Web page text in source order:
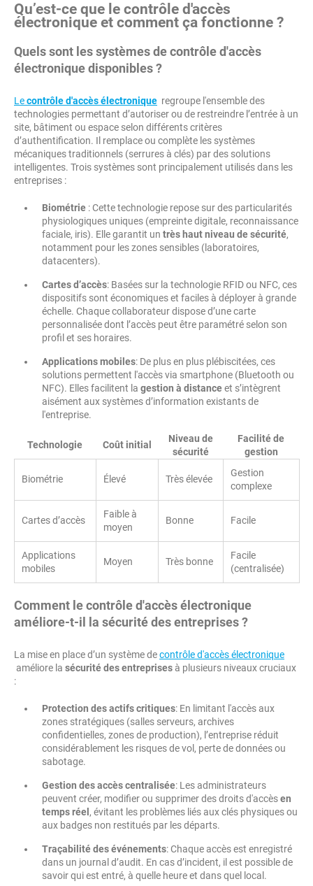
Qu’est-ce que le contrôle d'accès
électronique et comment ça fonctionne ?
Quels sont les systèmes de contrôle d'accès
électronique disponibles ?
Lecontrôle d'accès électronique regroupe l'ensemble des
technologies permettant d’autoriser ou de restreindre l’entrée à un
site, bâtiment ou espace selon différents critères
d’authentification. Il remplace ou complète les systèmes
mécaniques traditionnels (serrures à clés) par des solutions
intelligentes. Trois systèmes sont principalement utilisés dans les
entreprises :
Biométrie : Cette technologie repose sur des particularités
physiologiques uniques (empreinte digitale, reconnaissance
faciale, iris). Elle garantit un très haut niveau de sécurité,
notamment pour les zones sensibles (laboratoires,
datacenters).
Cartes d’accès: Basées sur la technologie RFID ou NFC, ces
dispositifs sont économiques et faciles à déployer à grande
échelle. Chaque collaborateur dispose d’une carte
personnalisée dont l’accès peut être paramétré selon son
profil et ses horaires.
Applications mobiles: De plus en plus plébiscitées, ces
solutions permettent l'accès via smartphone (Bluetooth ou
NFC). Elles facilitent la gestion à distanceet s’intègrent
aisément aux systèmes d’information existants de
l'entreprise.
Technologie Coût initial
Niveau de
sécurité
Facilité de
gestion
Biométrie Élevé Très élevée
Gestion
complexe
Cartes d’accès
Faible à
moyen
Bonne Facile
Applications
mobiles
Moyen Très bonne
Facile
(centralisée)
Comment le contrôle d'accès électronique
améliore-t-il la sécurité des entreprises ?
La mise en place d’un système decontrôle d'accès électronique
améliore la sécurité des entreprisesà plusieurs niveaux cruciaux
:
Protection des actifs critiques: En limitant l'accès aux
zones stratégiques (salles serveurs, archives
confidentielles, zones de production), l’entreprise réduit
considérablement les risques de vol, perte de données ou
sabotage.
Gestion des accès centralisée: Les administrateurs
peuvent créer, modifier ou supprimer des droits d'accèsen
temps réel , évitant les problèmes liés aux clés physiques ou
aux badges non restitués par les départs.
Traçabilité des événements: Chaque accès est enregistré
dans un journal d’audit. En cas d’incident, il est possible de
savoir qui est entré, à quelle heure et dans quel local.